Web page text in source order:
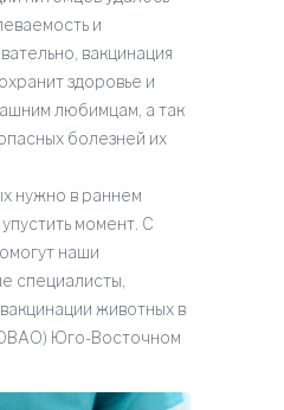
и
вакцинация
здоровье и
любимцам, а так
болезней их
нужно в раннем
момент. С
наши
специалисты,
животных в
Юго-Восточном